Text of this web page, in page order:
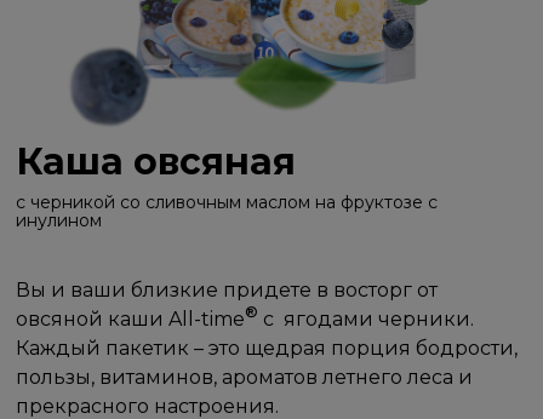
Каша овсяная
с черникой со сливочным маслом на фруктозе с
инулином
Вы и ваши близкие придете в восторг от
овсяной каши All-time® с ягодами черники.
Каждый пакетик – это щедрая порция бодрости,
пользы, витаминов, ароматов летнего леса и
прекрасного настроения.